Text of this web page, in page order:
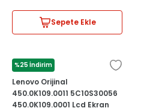
Sepete Ekle
%25 İndirim
LENOVO
Lenovo Orijinal
450.0K109.0011 5C10S30056
450.0K109.0001 Lcd Ekran